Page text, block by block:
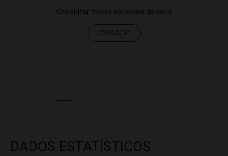
Consultar todos os locais de voto
CONSULTAR
DADOS ESTATÍSTICOS